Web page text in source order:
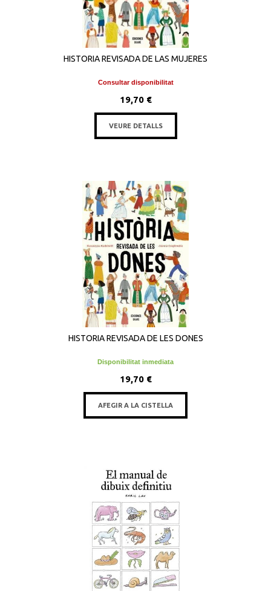
HISTORIA REVISADA DE LAS MUJERES
Consultar disponibilitat
19,70 €
VEURE DETALLS
HISTORIA REVISADA DE LES DONES
Disponibilitat inmediata
19,70 €
AFEGIR A LA CISTELLA